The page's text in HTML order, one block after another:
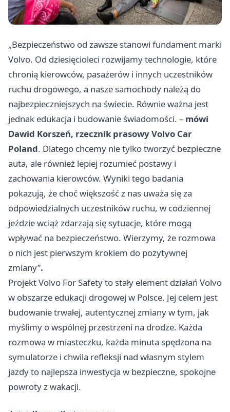
„Bezpieczeństwo od zawsze stanowi fundament marki
Volvo. Od dziesięcioleci rozwijamy technologie, które
chronią kierowców, pasażerów i innych uczestników
ruchu drogowego, a nasze samochody należą do
najbezpieczniejszych na świecie. Równie ważna jest
jednak edukacja i budowanie świadomości. – mówi
Dawid Korszeń, rzecznik prasowy Volvo Car
Poland. Dlatego chcemy nie tylko tworzyć bezpieczne
auta, ale również lepiej rozumieć postawy i
zachowania kierowców. Wyniki tego badania
pokazują, że choć większość z nas uważa się za
odpowiedzialnych uczestników ruchu, w codziennej
jeździe wciąż zdarzają się sytuacje, które mogą
wpływać na bezpieczeństwo. Wierzymy, że rozmowa
o nich jest pierwszym krokiem do pozytywnej
zmiany”.
Projekt Volvo For Safety to stały element działań Volvo
w obszarze edukacji drogowej w Polsce. Jej celem jest
budowanie trwałej, autentycznej zmiany w tym, jak
myślimy o wspólnej przestrzeni na drodze. Każda
rozmowa w miasteczku, każda minuta spędzona na
symulatorze i chwila refleksji nad własnym stylem
jazdy to najlepsza inwestycja w bezpieczne, spokojne
powroty z wakacji.